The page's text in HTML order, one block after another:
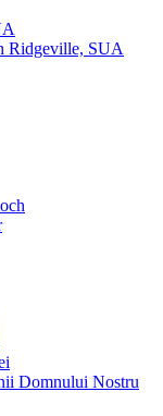
Ridgeville, SUA
Domnului Nostru